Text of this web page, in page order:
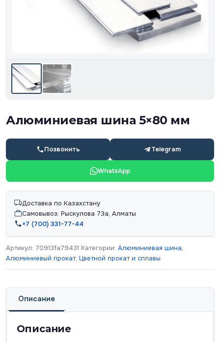
Алюминиевая шина 5×80 мм
Позвонить Telegram
WhatsApp
Доставка по Казахстану
Самовывоз: Рыскулова 73а, Алматы
+7 (700) 331-77-44
Артикул: 70913fa79431 Категории: Алюминиевая шина,
Алюминиевый прокат, Цветной прокат и сплавы
Описание
Описание